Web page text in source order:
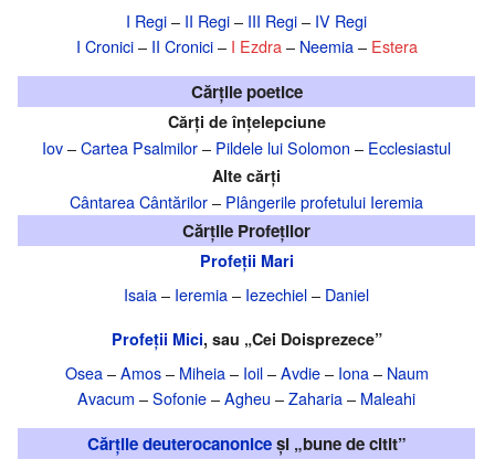
I Regi– II Regi– III Regi– IV Regi
I Cronici– II Cronici– I Ezdra – Neemia– Estera
Cărțile poetice
Cărți de înțelepciune
Iov–Cartea Psalmilor– Pildele lui Solomon – Ecclesiastul
Alte cărți
Cântarea Cântărilor– Plângerile profetului Ieremia
Cărțile Profeților
Profeții Mari
Isaia– Ieremia– Iezechiel– Daniel
Profeții Mici, sau „Cei Doisprezece”
Osea–Amos– Miheia– Ioil–Avdie– Iona– Naum
Avacum –Sofonie–Agheu –Zaharia– Maleahi
Cărțile deuterocanoniceși „bune de citit”